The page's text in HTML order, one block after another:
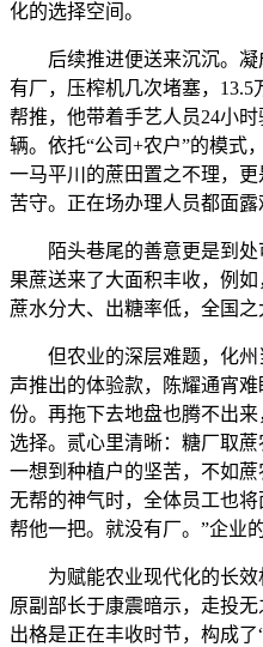
化的选择空间。
后续推进便送来沉沉。凝
有厂，压榨机几次堵塞，
帮推，他带着手艺人员24小
辆。依托“公司+农户”的模式
一马平川的蔗田置之不理，
苦守。正在场办理人员都面露
陌头巷尾的善意更是到处
果蔗送来了大面积丰收，例
蔗水分大、出糖率低，全国之
但农业的深层难题，化州
声推出的体验款，陈耀通宵
份。再拖下去地盘也腾不出
选择。贰心里清晰：糖厂取
一想到种植户的坚苦，不如
无帮的神气时，全体员工也
帮他一把。就没有厂。”企业
为赋能农业现代化的长效
原副部长于康震暗示，走投无
出格是正在丰收时节，构成